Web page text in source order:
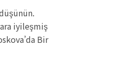
iyileşmiş
Bir